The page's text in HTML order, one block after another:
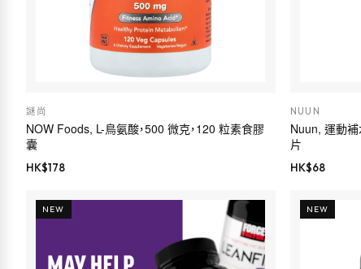
謎尚
NOW Foods, L-鳥氨酸，500 微克，120 粒素食膠
囊
HK$178
NUUN
Nuun, 運動補
片
HK$68
NEW NEW